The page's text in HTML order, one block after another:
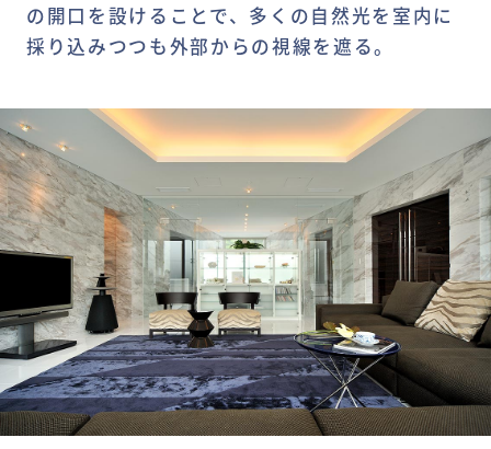
の開口を設けることで、多くの自然光を室内に
採り込みつつも外部からの視線を遮る。